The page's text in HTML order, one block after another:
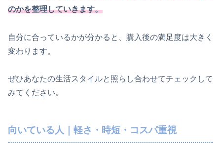
のかを整理していきます。
自分に合っているかが分かると、購入後の満足度は大きく
変わります。
ぜひあなたの生活スタイルと照らし合わせてチェックして
みてください。
向いている人｜軽さ・時短・コスパ重視